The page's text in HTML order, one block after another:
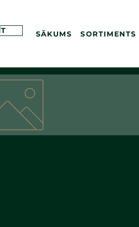
SĀKUMS SORTIMENTS